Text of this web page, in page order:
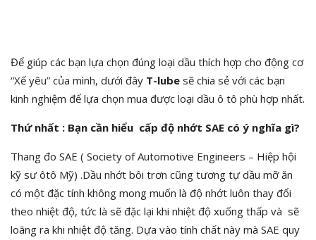
Để giúp các bạn lựa chọn đúng loại dầu thích hợp cho động cơ
“Xế yêu” của mình, dưới đây T-lube sẽ chia sẻ với các bạn
kinh nghiệm để lựa chọn mua được loại dầu ô tô phù hợp nhất.
Thứ nhất : Bạn cần hiểu cấp độ nhớt SAE có ý nghĩa gì?
Thang đo SAE ( Society of Automotive Engineers – Hiệp hội
kỹ sư ôtô Mỹ) .Dầu nhớt bôi trơn cũng tương tự dầu mỡ ăn
có một đặc tính không mong muốn là độ nhớt luôn thay đổi
theo nhiệt độ, tức là sẽ đặc lại khi nhiệt độ xuống thấp và sẽ
loãng ra khi nhiệt độ tăng. Dựa vào tính chất này mà SAE quy